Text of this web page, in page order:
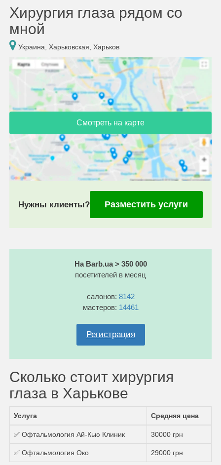
Хирургия глаза рядом со
мной
Украина, Харьковская, Харьков
Смотреть на карте
Нужны клиенты? Разместить услуги
На Barb.ua > 350 000
посетителей в месяц
салонов: 8142
мастеров: 14461
Регистрация
Сколько стоит хирургия
глаза в Харькове
Услуга Средняя цена
✅ Офтальмология Ай-Кью Клиник 30000 грн
✅ Офтальмология Око 29000 грн